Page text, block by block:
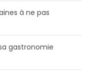
à ne pas
gastronomie